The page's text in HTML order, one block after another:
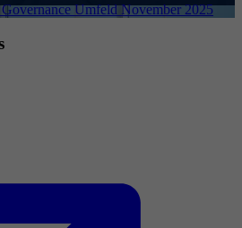
Umfeld November 2025